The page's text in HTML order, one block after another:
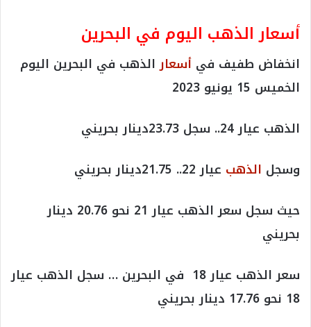
أسعار الذهب اليوم في البحرين
انخفاض طفيف في أسعارالذهب في البحرين اليوم
الخميس 15 يونيو 2023
الذهب عيار 24.. سجل 23.73دينار بحريني
وسجل الذهب عيار 22.. 21.75دينار بحريني
حيث سجل سعر الذهب عيار 21 نحو 20.76 دينار
بحريني
سعر الذهب عيار 18 في البحرين … سجل الذهب عيار
18 نحو 17.76 دينار بحريني